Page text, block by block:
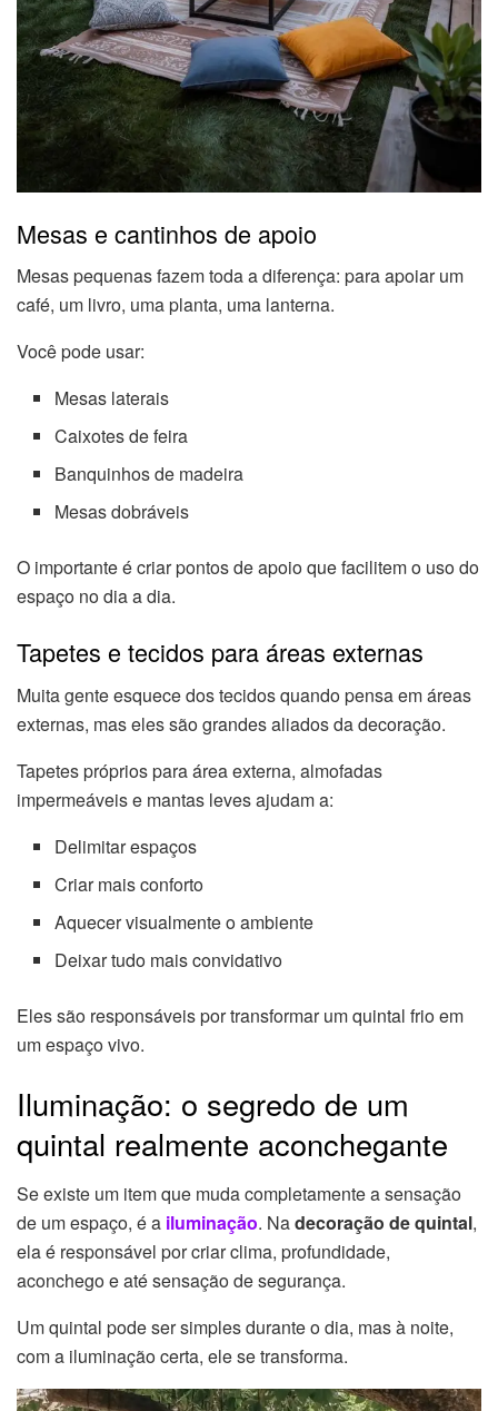
Mesas e cantinhos de apoio
Mesas pequenas fazem toda a diferença: para apoiar um
café, um livro, uma planta, uma lanterna.
Você pode usar:
Mesas laterais
Caixotes de feira
Banquinhos de madeira
Mesas dobráveis
O importante é criar pontos de apoio que facilitem o uso do
espaço no dia a dia.
Tapetes e tecidos para áreas externas
Muita gente esquece dos tecidos quando pensa em áreas
externas, mas eles são grandes aliados da decoração.
Tapetes próprios para área externa, almofadas
impermeáveis e mantas leves ajudam a:
Delimitar espaços
Criar mais conforto
Aquecer visualmente o ambiente
Deixar tudo mais convidativo
Eles são responsáveis por transformar um quintal frio em
um espaço vivo.
Iluminação: o segredo de um
quintal realmente aconchegante
Se existe um item que muda completamente a sensação
de um espaço, é a iluminação. Nadecoração de quintal,
ela é responsável por criar clima, profundidade,
aconchego e até sensação de segurança.
Um quintal pode ser simples durante o dia, mas à noite,
com a iluminação certa, ele se transforma.